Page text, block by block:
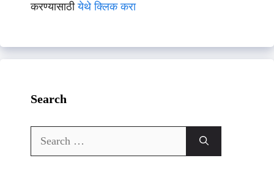
करण्यासाठीयेथे क्लिक करा
Search
Search
for: